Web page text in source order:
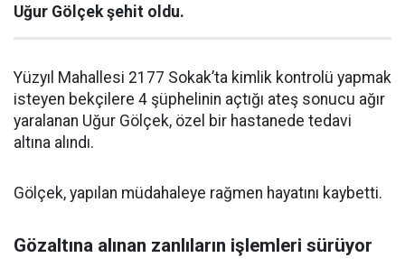
Uğur Gölçek şehit oldu.
Yüzyıl Mahallesi 2177 Sokak’ta kimlik kontrolü yapmak
isteyen bekçilere 4 şüphelinin açtığı ateş sonucu ağır
yaralanan Uğur Gölçek, özel bir hastanede tedavi
altına alındı.
Gölçek, yapılan müdahaleye rağmen hayatını kaybetti.
Gözaltına alınan zanlıların işlemleri sürüyor